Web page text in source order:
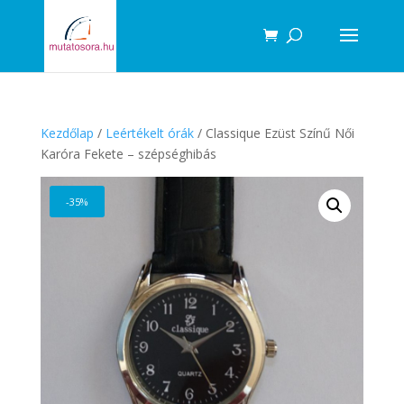
Kezdőlap / Leértékelt órák/ Classique Ezüst Színű Női
Karóra Fekete – szépséghibás
-35%